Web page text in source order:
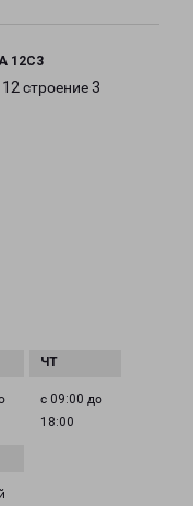
12С3
строение 3
с 09:00 до
18:00